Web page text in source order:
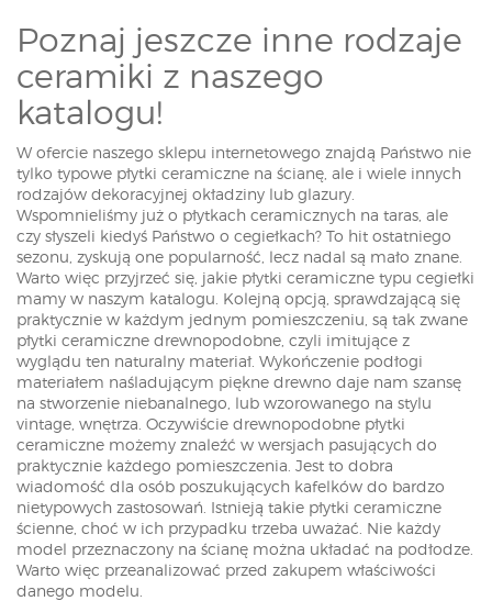
Poznaj jeszcze inne rodzaje
ceramiki z naszego
katalogu!
W ofercie naszego sklepu internetowego znajdą Państwo nie
tylko typowe płytki ceramiczne na ścianę, ale i wiele innych
rodzajów dekoracyjnej okładziny lub glazury.
Wspomnieliśmy już o płytkach ceramicznych na taras, ale
czy słyszeli kiedyś Państwo o cegiełkach? To hit ostatniego
sezonu, zyskują one popularność, lecz nadal są mało znane.
Warto więc przyjrzeć się, jakie płytki ceramiczne typu cegiełki
mamy w naszym katalogu. Kolejną opcją, sprawdzającą się
praktycznie w każdym jednym pomieszczeniu, są tak zwane
płytki ceramiczne drewnopodobne, czyli imitujące z
wyglądu ten naturalny materiał. Wykończenie podłogi
materiałem naśladującym piękne drewno daje nam szansę
na stworzenie niebanalnego, lub wzorowanego na stylu
vintage, wnętrza. Oczywiście drewnopodobne płytki
ceramiczne możemy znaleźć w wersjach pasujących do
praktycznie każdego pomieszczenia. Jest to dobra
wiadomość dla osób poszukujących kafelków do bardzo
nietypowych zastosowań. Istnieją takie płytki ceramiczne
ścienne, choć w ich przypadku trzeba uważać. Nie każdy
model przeznaczony na ścianę można układać na podłodze.
Warto więc przeanalizować przed zakupem właściwości
danego modelu.